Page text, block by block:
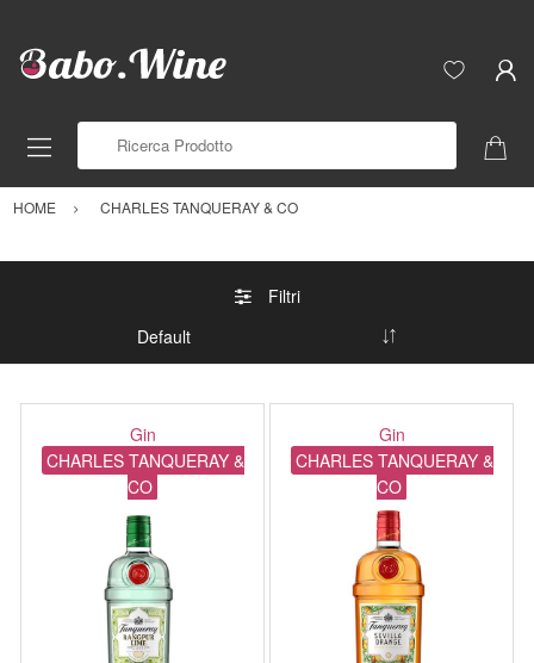
HOME CHARLES TANQUERAY & CO
Filtri
Gin
CHARLES TANQUERAY &
CO
Gin
CHARLES TANQUERAY &
CO